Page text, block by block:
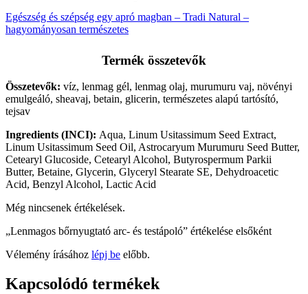
Egészség és szépség egy apró magban – Tradi Natural –
hagyományosan természetes
Termék összetevők
Összetevők: víz, lenmag gél, lenmag olaj, murumuru vaj, növényi
emulgeáló, sheavaj, betain, glicerin, természetes alapú tartósító,
tejsav
Ingredients (INCI): Aqua, Linum Usitassimum Seed Extract,
Linum Usitassimum Seed Oil, Astrocaryum Murumuru Seed Butter,
Cetearyl Glucoside, Cetearyl Alcohol, Butyrospermum Parkii
Butter, Betaine, Glycerin, Glyceryl Stearate SE, Dehydroacetic
Acid, Benzyl Alcohol, Lactic Acid
Még nincsenek értékelések.
„Lenmagos bőrnyugtató arc- és testápoló” értékelése elsőként
Vélemény írásához lépj be előbb.
Kapcsolódó termékek